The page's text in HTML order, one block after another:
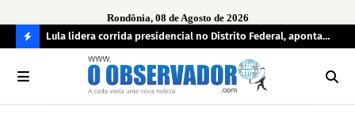
Rondônia, 08 de Agosto de 2026
O
Lula lidera corrida presidencial no Distrito Federal, aponta
pesquisa; Flávio Bolsonaro aparece em segundo